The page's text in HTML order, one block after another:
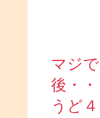
マジ
後・
うど